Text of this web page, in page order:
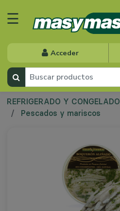
Acceder
☰
REFRIGERADO Y CONGELADO
Pescados y mariscos